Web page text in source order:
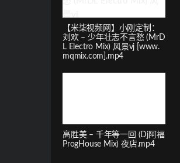
【米柒视频网】小刚定制：
刘欢 – 少年壮志不言愁 (MrD
L Electro Mix) 风景vj [www.
mqmix.com].mp4
高胜美 – 千年等一回 (Dj阿福
ProgHouse Mix) 夜店.mp4